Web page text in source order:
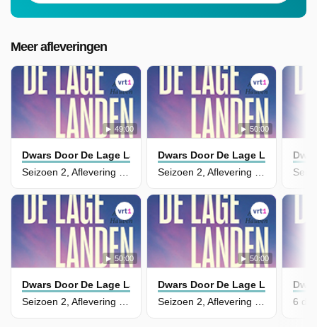
Meer afleveringen
49:00
Dwars Door De Lage Landen
Seizoen 2, Aflevering 8 - Door De Westhoek, Terug Naar Zee
50:00
Dwars Door De Lage Landen
Seizoen 2, Aflevering 7 - Door De Vlaamse Ardennen
50:00
Dwars Door De Lage Landen
50:00
Dwars Door De Lage Landen